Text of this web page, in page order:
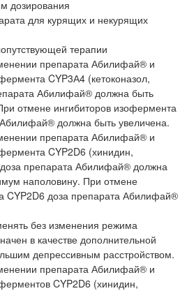
дозирования
для курящих и некурящих
терапии
препарата Абилифай® и
CYP3А4 (кетоконазол,
Абилифай® должна быть
отмене ингибиторов изофермента
должна быть увеличена.
препарата Абилифай® и
CYP2D6 (хинидин,
препарата Абилифай® должна
наполовину. При отмене
CYP2D6 доза препарата Абилифай®
без изменения режима
в качестве дополнительной
депрессивным расстройством.
препарата Абилифай® и
CYP2D6 (хинидин,